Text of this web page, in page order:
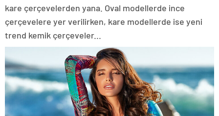
kare çerçevelerden yana. Oval modellerde ince
çerçevelere yer verilirken, kare modellerde ise yeni
trend kemik çerçeveler...